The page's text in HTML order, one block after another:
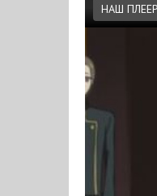
НАШ ПЛЕЕР